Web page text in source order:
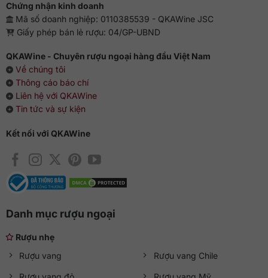
Chứng nhận kinh doanh
Mã số doanh nghiệp: 0110385539 - QKAWine JSC
Giấy phép bán lẻ rượu: 04/GP-UBND
QKAWine - Chuyên rượu ngoại hàng đầu Việt Nam
Về chúng tôi
Thông cáo báo chí
Liên hệ với QKAWine
Tin tức và sự kiện
Kết nối với QKAWine
Danh mục rượu ngoại
Rượu nhẹ
Rượu vang
Rượu vang Chile